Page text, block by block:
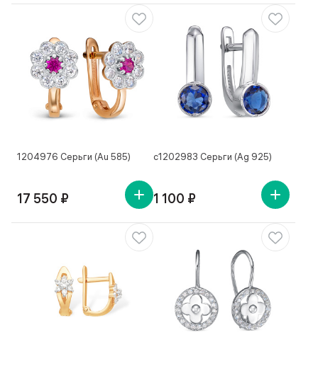
1204976 Серьги (Au 585)
17 550 ₽
с1202983 Серьги (Ag 925)
1 100 ₽